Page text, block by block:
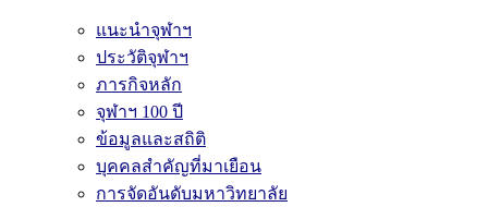
แนะนำจุฬาฯ
ประวัติจุฬาฯ
ภารกิจหลัก
จุฬาฯ 100 ปี
ข้อมูลและสถิติ
บุคคลสำคัญที่มาเยือน
การจัดอันดับมหาวิทยาลัย